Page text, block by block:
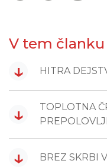
V tem članku
↓ HITRA
↓
TOPLOTNA
↓ BREZ SKRBI